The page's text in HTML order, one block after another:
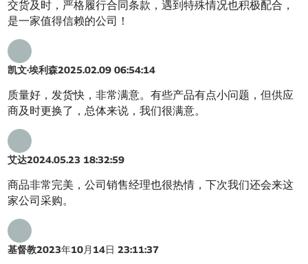
交货及时，严格履行合同条款，遇到特殊情况也积极配合，
是一家值得信赖的公司！
凯文·埃利森2025.02.09 06:54:14
质量好，发货快，非常满意。有些产品有点小问题，但供应
商及时更换了，总体来说，我们很满意。
艾达2024.05.23 18:32:59
商品非常完美，公司销售经理也很热情，下次我们还会来这
家公司采购。
基督教2023年10月14日 23:11:37